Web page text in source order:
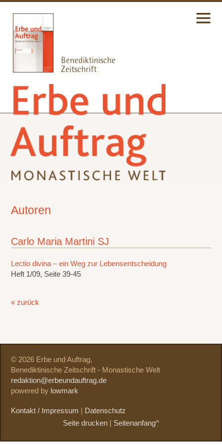
Autoren
Carlo Maria Martini SJ
Lectio divina – ein Weg zur Lebensentscheidung
Heft 1/09, Seite 39-45
« zurück
© 2026 Erbe und Auftrag,
Benediktinische Zeitschrift - Monastische Welt
redaktion@erbeundauftrag.de
powered by lowmark
Kontakt / Impressum
Datenschutz
Seite drucken
Seitenanfang^